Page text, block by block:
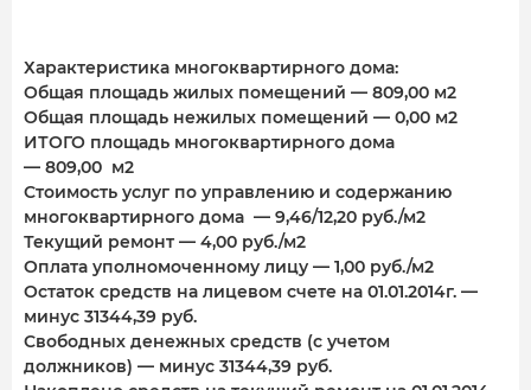
Характеристика многоквартирного дома:
Общая площадь жилых помещений — 809,00 м2
Общая площадь нежилых помещений — 0,00 м2
ИТОГО площадь многоквартирного дома
— 809,00 м2
Стоимость услуг по управлению и содержанию
многоквартирного дома — 9,46/12,20 руб./м2
Текущий ремонт — 4,00 руб./м2
Оплата уполномоченному лицу — 1,00 руб./м2
Остаток средств на лицевом счете на 01.01.2014г. —
минус 31344,39 руб.
Свободных денежных средств (с учетом
должников) — минус 31344,39 руб.